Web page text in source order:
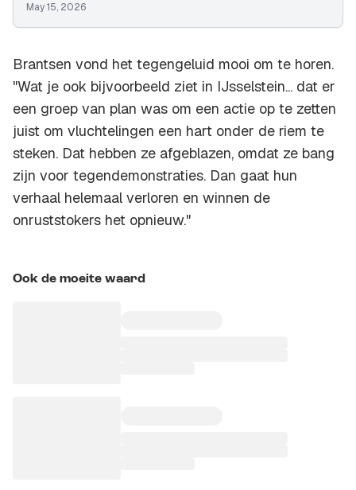
May 15, 2026
Brantsen vond het tegengeluid mooi om te horen.
"Wat je ook bijvoorbeeld ziet in IJsselstein... dat er
een groep van plan was om een actie op te zetten
juist om vluchtelingen een hart onder de riem te
steken. Dat hebben ze afgeblazen, omdat ze bang
zijn voor tegendemonstraties. Dan gaat hun
verhaal helemaal verloren en winnen de
onruststokers het opnieuw."
Ook de moeite waard